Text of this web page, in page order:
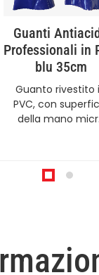
Guanti
Professionali in
blu 35cm
Guanto rivestito
PVC, con
della mano